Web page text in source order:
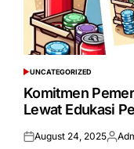
POSTED
IN
UNCATEGORIZED
Komitmen
Lewat Edukasi
Posted
August 24, 2025